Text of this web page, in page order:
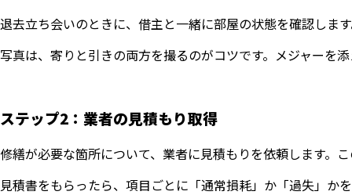
退去立ち会いのときに、借主と一緒に部屋の状態を確認しま
写真は、寄りと引きの両方を撮るのがコツです。メジャーを
ステップ2：業者の見積もり取得
修繕が必要な箇所について、業者に見積もりを依頼します。
見積書をもらったら、項目ごとに「通常損耗」か「過失」か